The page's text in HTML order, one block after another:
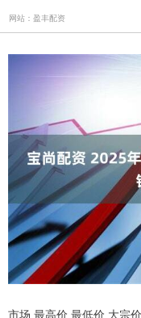
网站：盈丰配资
市场 最高价 最低价 大宗